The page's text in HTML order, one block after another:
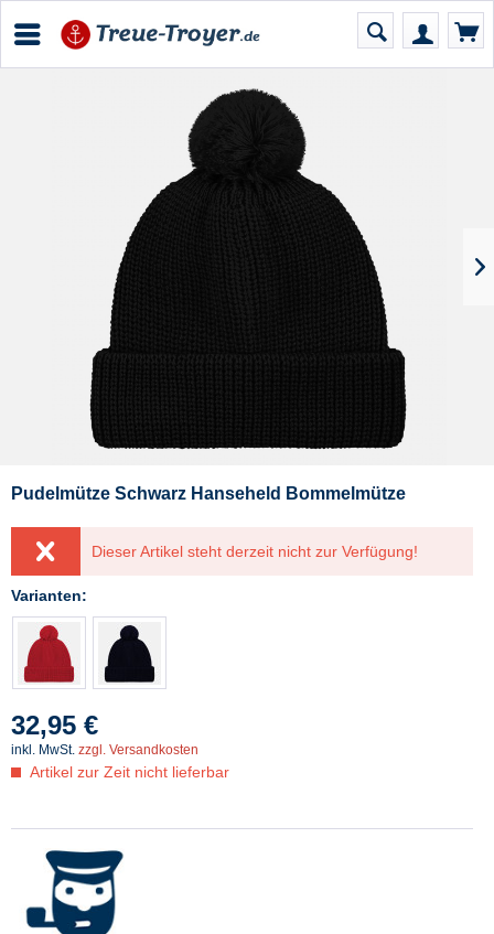
Pudelmütze Schwarz Hanseheld Bommelmütze
Dieser Artikel steht derzeit nicht zur Verfügung!
Varianten:
32,95 €
inkl. MwSt. zzgl. Versandkosten
Artikel zur Zeit nicht lieferbar